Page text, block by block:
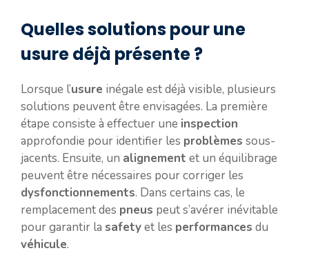
Quelles solutions pour une
usure déjà présente ?
Lorsque l’usure inégale est déjà visible, plusieurs
solutions peuvent être envisagées. La première
étape consiste à effectuer une inspection
approfondie pour identifier les problèmes sous-
jacents. Ensuite, un alignement et un équilibrage
peuvent être nécessaires pour corriger les
dysfonctionnements. Dans certains cas, le
remplacement des pneus peut s’avérer inévitable
pour garantir la safetyet les performances du
véhicule.